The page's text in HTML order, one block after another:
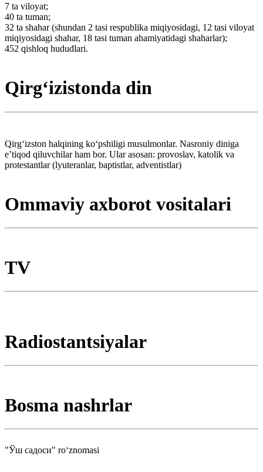
7 ta viloyat;
40 ta tuman;
32 ta shahar (shundan 2 tasi respublika miqiyosidagi, 12 tasi viloyat
miqiyosidagi shahar, 18 tasi tuman ahamiyatidagi shaharlar);
452 qishloq hududlari.
Qirgʻizistonda din
Qirgʻizston halqining koʻpshiligi musulmonlar. Nasroniy diniga
eʼtiqod qiluvchilar ham bor. Ular asosan: provoslav, katolik va
protestantlar (lyuteranlar, baptistlar, adventistlar)
Ommaviy axborot vositalari
TV
Radiostantsiyalar
Bosma nashrlar
"Ўш садоси" roʻznomasi